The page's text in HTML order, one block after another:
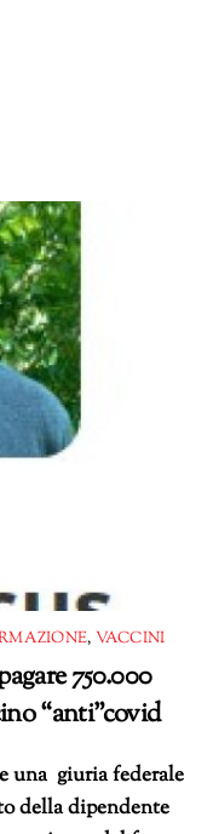
, VACCINI
750.000
“anti”covid
una giuria federale
della dipendente